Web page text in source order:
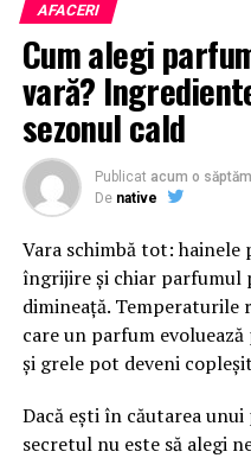
Organizatorii care doresc
eveniment cu acces
promovare din partea
Adresa de contact este
AFACERI
Cum alegi
vară?
sezonul cald
Publicat acum o
De native
Vara schimbă tot:
îngrijire și chiar parfumul
dimineață. Temperaturile
care un parfum
și grele pot deveni
Dacă ești în căutarea
secretul nu este să alegi